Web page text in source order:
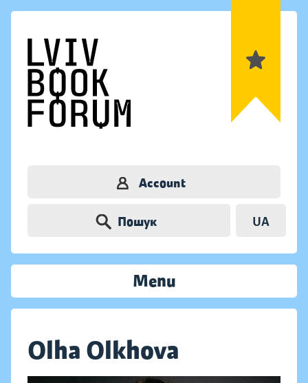
Account
Пошук UA
Menu
Olha Olkhova